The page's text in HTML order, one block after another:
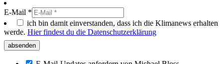
E-Mail *
ich bin damit einverstanden, dass ich die Klimanews erhalten
werde. Hier findest du die Datenschutzerklärung